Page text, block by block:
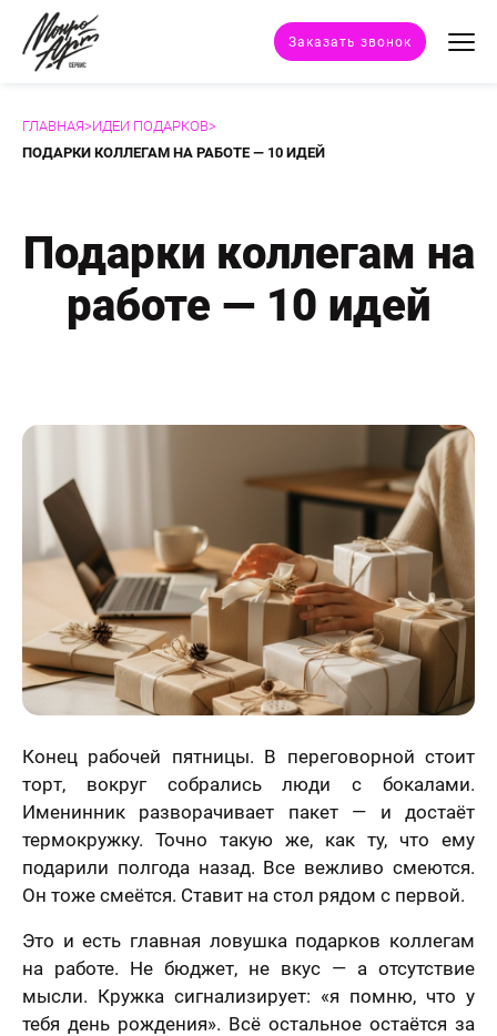
Заказать звонок
Техники портрета
Дополнительные услуги
Наши работы
Статьи
ГЛАВНАЯ>ИДЕИ ПОДАРКОВ>
ПОДАРКИ КОЛЛЕГАМ НА РАБОТЕ — 10 ИДЕЙ
Подарки коллегам на
работе — 10 идей
Конец рабочей пятницы. В переговорной стоит
торт, вокруг собрались люди с бокалами.
Именинник разворачивает пакет — и достаёт
термокружку. Точно такую же, как ту, что ему
подарили полгода назад. Все вежливо смеются.
Он тоже смеётся. Ставит на стол рядом с первой.
Это и есть главная ловушка подарков коллегам
на работе. Не бюджет, не вкус — а отсутствие
мысли. Кружка сигнализирует: «я помню, что у
тебя день рождения». Всё остальное остаётся за